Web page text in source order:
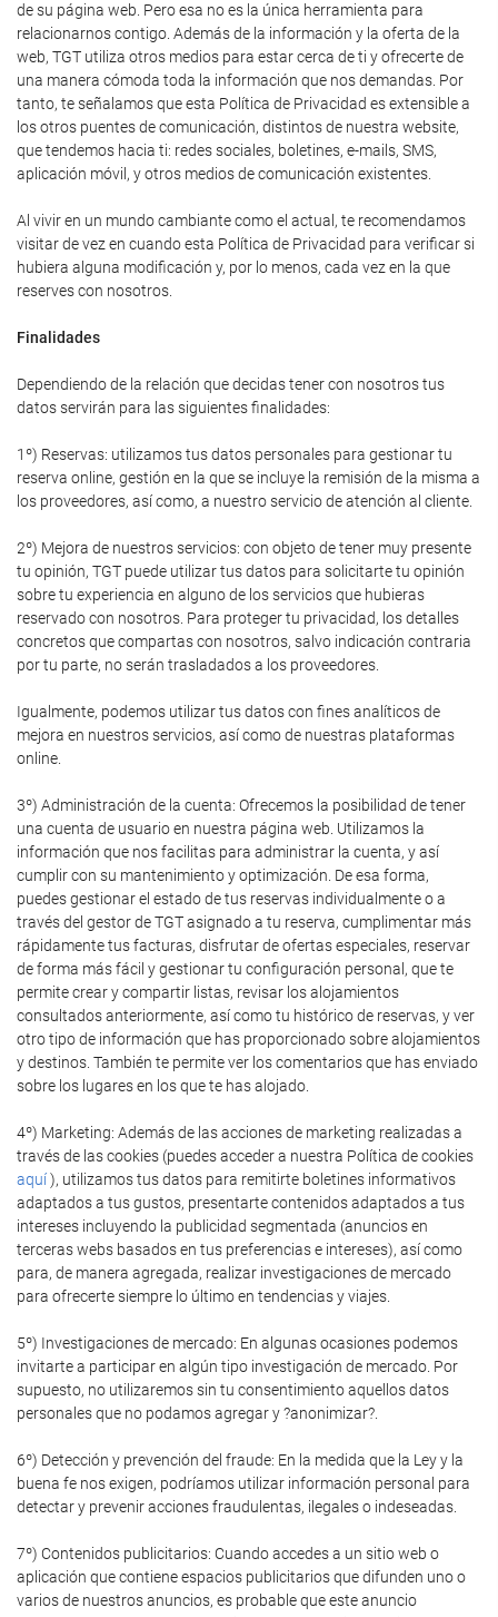
de su página web. Pero esa no es la única herramienta para
relacionarnos contigo. Además de la información y la oferta de la
web, TGT utiliza otros medios para estar cerca de ti y ofrecerte de
una manera cómoda toda la información que nos demandas. Por
tanto, te señalamos que esta Política de Privacidad es extensible a
los otros puentes de comunicación, distintos de nuestra website,
que tendemos hacia ti: redes sociales, boletines, e-mails, SMS,
aplicación móvil, y otros medios de comunicación existentes.
Al vivir en un mundo cambiante como el actual, te recomendamos
visitar de vez en cuando esta Política de Privacidad para verificar si
hubiera alguna modificación y, por lo menos, cada vez en la que
reserves con nosotros.
Finalidades
Dependiendo de la relación que decidas tener con nosotros tus
datos servirán para las siguientes finalidades:
1º) Reservas: utilizamos tus datos personales para gestionar tu
reserva online, gestión en la que se incluye la remisión de la misma a
los proveedores, así como, a nuestro servicio de atención al cliente.
2º) Mejora de nuestros servicios: con objeto de tener muy presente
tu opinión, TGT puede utilizar tus datos para solicitarte tu opinión
sobre tu experiencia en alguno de los servicios que hubieras
reservado con nosotros. Para proteger tu privacidad, los detalles
concretos que compartas con nosotros, salvo indicación contraria
por tu parte, no serán trasladados a los proveedores.
Igualmente, podemos utilizar tus datos con fines analíticos de
mejora en nuestros servicios, así como de nuestras plataformas
online.
3º) Administración de la cuenta: Ofrecemos la posibilidad de tener
una cuenta de usuario en nuestra página web. Utilizamos la
información que nos facilitas para administrar la cuenta, y así
cumplir con su mantenimiento y optimización. De esa forma,
puedes gestionar el estado de tus reservas individualmente o a
través del gestor de TGT asignado a tu reserva, cumplimentar más
rápidamente tus facturas, disfrutar de ofertas especiales, reservar
de forma más fácil y gestionar tu configuración personal, que te
permite crear y compartir listas, revisar los alojamientos
consultados anteriormente, así como tu histórico de reservas, y ver
otro tipo de información que has proporcionado sobre alojamientos
y destinos. También te permite ver los comentarios que has enviado
sobre los lugares en los que te has alojado.
4º) Marketing: Además de las acciones de marketing realizadas a
través de las cookies (puedes acceder a nuestra Política de cookies
aquí), utilizamos tus datos para remitirte boletines informativos
adaptados a tus gustos, presentarte contenidos adaptados a tus
intereses incluyendo la publicidad segmentada (anuncios en
terceras webs basados en tus preferencias e intereses), así como
para, de manera agregada, realizar investigaciones de mercado
para ofrecerte siempre lo último en tendencias y viajes.
5º) Investigaciones de mercado: En algunas ocasiones podemos
invitarte a participar en algún tipo investigación de mercado. Por
supuesto, no utilizaremos sin tu consentimiento aquellos datos
personales que no podamos agregar y ?anonimizar?.
6º) Detección y prevención del fraude: En la medida que la Ley y la
buena fe nos exigen, podríamos utilizar información personal para
detectar y prevenir acciones fraudulentas, ilegales o indeseadas.
7º) Contenidos publicitarios: Cuando accedes a un sitio web o
aplicación que contiene espacios publicitarios que difunden uno o
varios de nuestros anuncios, es probable que este anuncio